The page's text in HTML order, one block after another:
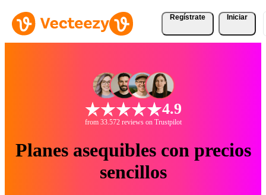
Regístrate Iniciar
4.9
from 33.572 reviews on Trustpilot
Planes asequibles con precios
sencillos